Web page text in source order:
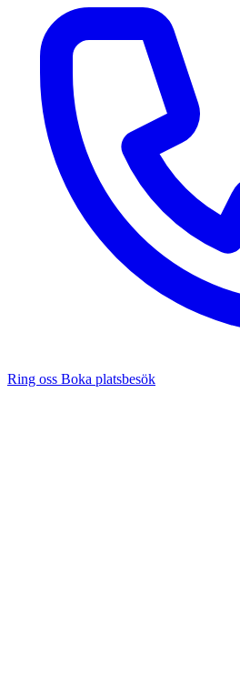
Ring oss Boka platsbesök